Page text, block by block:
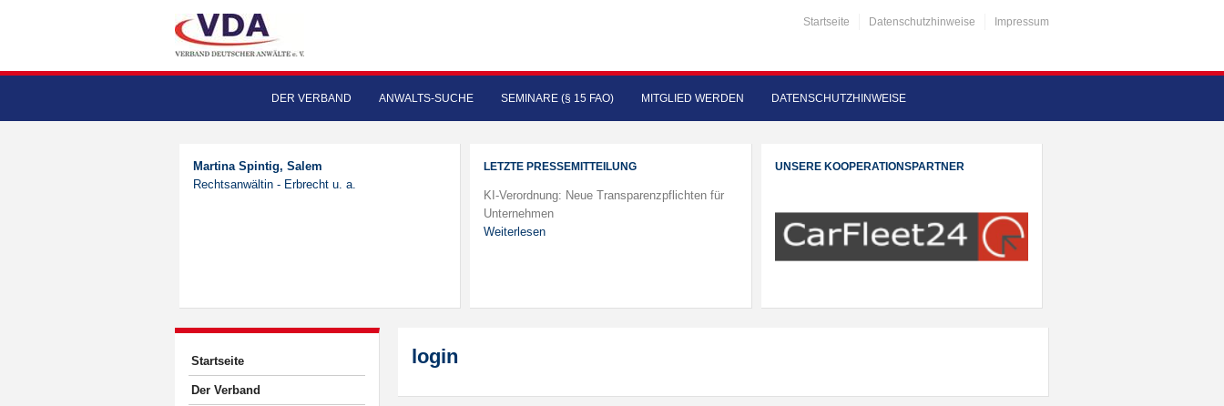
Startseite Datenschutzhinweise Impressum
DER VERBAND ANWALTS-SUCHE SEMINARE (§ 15 FAO) MITGLIED WERDEN DATENSCHUTZHINWEISE
Martina Spintig, Salem
Rechtsanwältin - Erbrecht u. a.
LETZTE PRESSEMITTEILUNG
KI-Verordnung: Neue Transparenzpflichten für
Unternehmen
Weiterlesen
UNSERE KOOPERATIONSPARTNER
Startseite
Der Verband
login